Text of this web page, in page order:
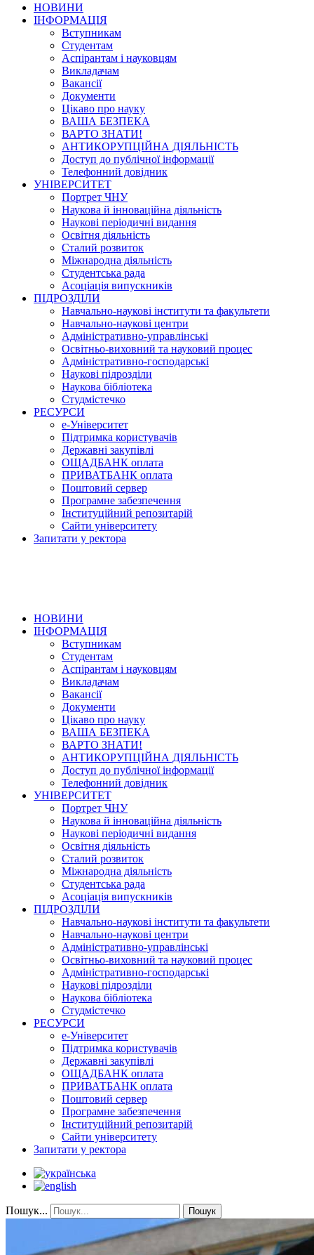
НОВИНИ
ІНФОРМАЦІЯ
Вступникам
Студентам
Аспірантам і науковцям
Викладачам
Вакансії
Документи
Цікаво про науку
ВАША БЕЗПЕКА
ВАРТО ЗНАТИ!
АНТИКОРУПЦІЙНА ДІЯЛЬНІСТЬ
Доступ до публічної інформації
Телефонний довідник
УНІВЕРСИТЕТ
Портрет ЧНУ
Наукова й інноваційна діяльність
Наукові періодичні видання
Освітня діяльність
Сталий розвиток
Міжнародна діяльність
Студентська рада
Асоціація випускників
ПІДРОЗДІЛИ
Навчально-наукові інститути та факультети
Навчально-наукові центри
Адміністративно-управлінські
Освітньо-виховний та науковий процес
Адміністративно-господарські
Наукові підрозділи
Наукова бібліотека
Студмістечко
РЕСУРСИ
е-Університет
Підтримка користувачів
Державні закупівлі
ОЩАДБАНК оплата
ПРИВАТБАНК оплата
Поштовий сервер
Програмне забезпечення
Інституційний репозитарій
Сайти університету
Запитати у ректора
НОВИНИ
ІНФОРМАЦІЯ
Вступникам
Студентам
Аспірантам і науковцям
Викладачам
Вакансії
Документи
Цікаво про науку
ВАША БЕЗПЕКА
ВАРТО ЗНАТИ!
АНТИКОРУПЦІЙНА ДІЯЛЬНІСТЬ
Доступ до публічної інформації
Телефонний довідник
УНІВЕРСИТЕТ
Портрет ЧНУ
Наукова й інноваційна діяльність
Наукові періодичні видання
Освітня діяльність
Сталий розвиток
Міжнародна діяльність
Студентська рада
Асоціація випускників
ПІДРОЗДІЛИ
Навчально-наукові інститути та факультети
Навчально-наукові центри
Адміністративно-управлінські
Освітньо-виховний та науковий процес
Адміністративно-господарські
Наукові підрозділи
Наукова бібліотека
Студмістечко
РЕСУРСИ
е-Університет
Підтримка користувачів
Державні закупівлі
ОЩАДБАНК оплата
ПРИВАТБАНК оплата
Поштовий сервер
Програмне забезпечення
Інституційний репозитарій
Сайти університету
Запитати у ректора
Пошук... Пошук